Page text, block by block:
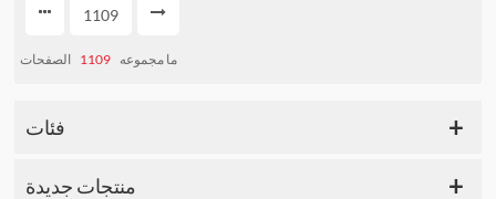
1109
ما مجموعه 1109 الصفحات
فئات
منتجات جديدة